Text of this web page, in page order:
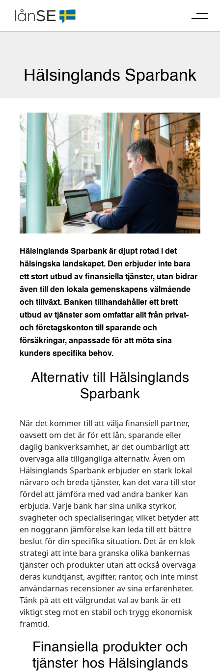
content
Hälsinglands Sparbank
Hälsinglands Sparbank är djupt rotad i det
hälsingska landskapet. Den erbjuder inte bara
ett stort utbud av finansiella tjänster, utan bidrar
även till den lokala gemenskapens välmående
och tillväxt. Banken tillhandahåller ett brett
utbud av tjänster som omfattar allt från privat-
och företagskonton till sparande och
försäkringar, anpassade för att möta sina
kunders specifika behov.
Alternativ till Hälsinglands
Sparbank
När det kommer till att välja finansiell partner,
oavsett om det är för ett lån, sparande eller
daglig bankverksamhet, är det oumbärligt att
överväga alla tillgängliga alternativ. Även om
Hälsinglands Sparbank erbjuder en stark lokal
närvaro och breda tjänster, kan det vara till stor
fördel att jämföra med vad andra banker kan
erbjuda. Varje bank har sina unika styrkor,
svagheter och specialiseringar, vilket betyder att
en noggrann jämförelse kan leda till ett bättre
beslut för din specifika situation. Det är en klok
strategi att inte bara granska olika bankernas
tjänster och produkter utan att också överväga
deras kundtjänst, avgifter, räntor, och inte minst
användarnas recensioner av sina erfarenheter.
Tänk på att ett välgrundat val av bank är ett
viktigt steg mot en stabil och trygg ekonomisk
framtid.
Finansiella produkter och
tjänster hos Hälsinglands